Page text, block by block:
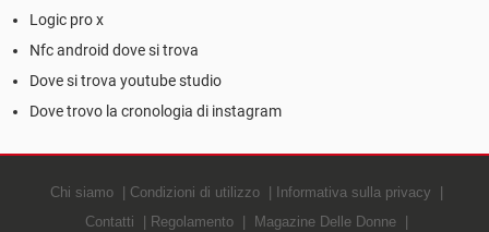
Logic pro x
Nfc android dove si trova
Dove si trova youtube studio
Dove trovo la cronologia di instagram
Chi siamo Condizioni di utilizzo
Informativa sulla privacy
Contatti
Regolamento Magazine Delle Donne